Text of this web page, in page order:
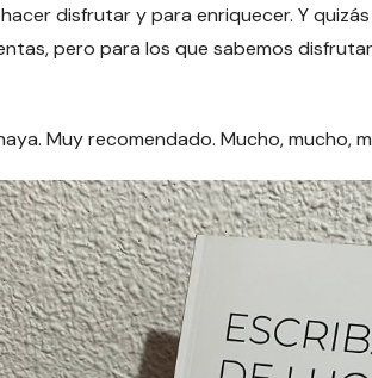
disfrutar y para enriquecer. Y
pero para los que sabemos
Muy recomendado. Mucho, mucho,